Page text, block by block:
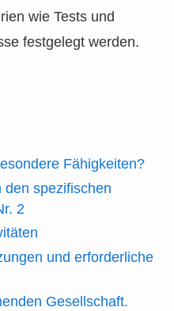
wie Tests und
festgelegt werden.
Fähigkeiten?
den spezifischen
2
und erforderliche
Gesellschaft.